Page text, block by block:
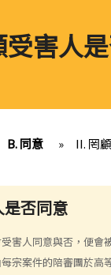
受害人
B. 同意 » II. 罔
是否同意
害人同意與否，便會
宗案件的陪審團於高